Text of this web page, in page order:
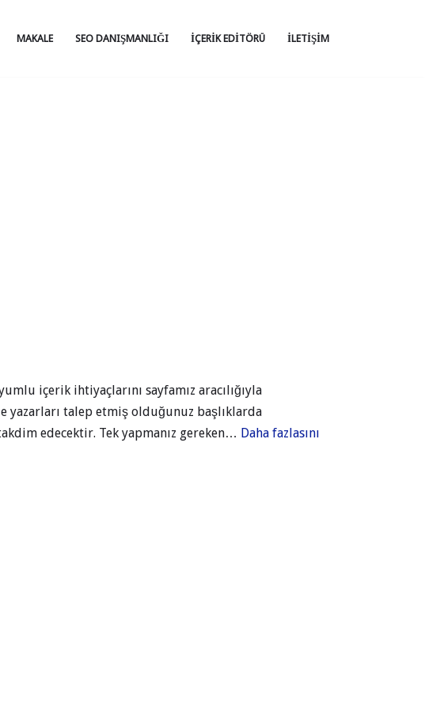
MAKALE SEO DANIŞMANLIĞI İÇERIK EDITÖRÜ İLETIŞIM
içerik ihtiyaçlarını sayfamız aracılığıyla
yazarları talep etmiş olduğunuz başlıklarda
edecektir. Tek yapmanız gereken… Daha fazlasını